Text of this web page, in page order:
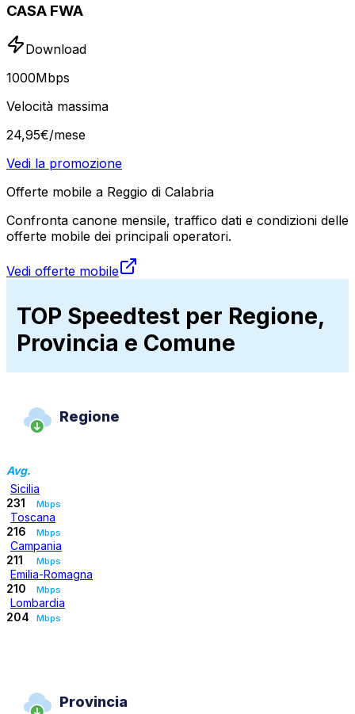
CASA FWA
Download
1000Mbps
Velocità massima
24,95€/mese
Vedi la promozione
Offerte mobile a Reggio di Calabria
Confronta canone mensile, traffico dati e condizioni delle
offerte mobile dei principali operatori.
Vedi offerte mobile
TOP Speedtest per Regione,
Provincia e Comune
Regione
Avg.
Sicilia
231
Mbps
Toscana
216
Mbps
Campania
211
Mbps
Emilia-Romagna
210
Mbps
Lombardia
204
Mbps
Provincia